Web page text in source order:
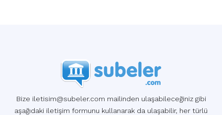
Bize iletisim@subeler.com mailinden ulaşabileceğiniz gibi
aşağıdaki iletişim formunu kullanarak da ulaşabilir, her türlü